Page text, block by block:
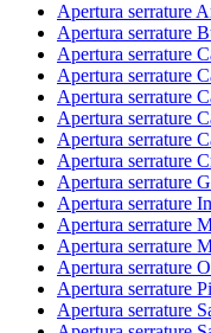
Apertura serrature
Apertura serrature
Apertura serrature
Apertura serrature
Apertura serrature
Apertura serrature
Apertura serrature
Apertura serrature
Apertura serrature
Apertura serrature
Apertura serrature
Apertura serrature
Apertura serrature
Apertura serrature
Apertura serrature